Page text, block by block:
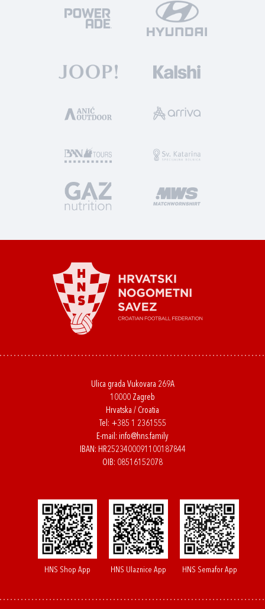
Ulica grada Vukovara 269A
10000 Zagreb
Hrvatska / Croatia
Tel: +385 1 2361555
E-mail: info@hns.family
IBAN: HR2523400091100187844
OIB: 08516152078
HNS Shop App HNS Ulaznice App HNS Semafor App